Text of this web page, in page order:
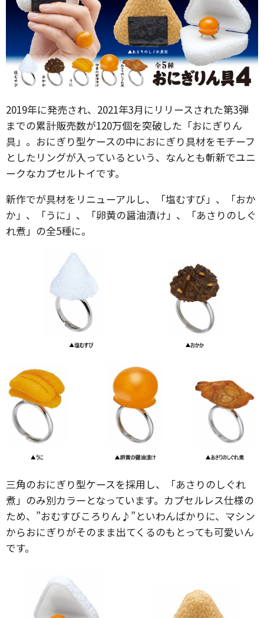
2019年に発売され、2021年3月にリリースされた第3弾
までの累計販売数が120万個を突破した「おにぎりん
具」。おにぎり型ケースの中におにぎり具材をモチーフ
としたリングが入っているという、なんとも斬新でユニ
ークなカプセルトイです。
新作でが具材をリニューアルし、「塩むすび」、「おか
か」、「うに」、「卵黄の醤油漬け」、「あさりのしぐ
れ煮」の全5種に。
三角のおにぎり型ケースを採用し、「あさりのしぐれ
煮」のみ別カラーとなっています。カプセルレス仕様の
ため、”おむすびころりん♪”といわんばかりに、マシン
からおにぎりがそのまま出てくるのもとっても可愛いん
です。